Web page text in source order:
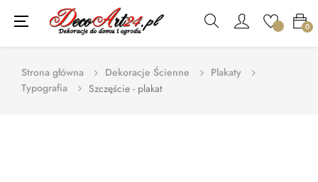
0
Toggle
navigation
☰
Strona główna Dekoracje Ścienne
Plakaty
Typografia
Szczęście - plakat